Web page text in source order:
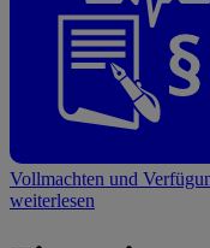
Vollmachten und
weiterlesen